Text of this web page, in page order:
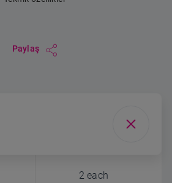
Paylaş
2 each